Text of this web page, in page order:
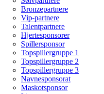
Bronzepartnere
Vip-partnere
Talentpartnere
Hjertesponsorer
Spillersponsor
Topspillergruppe 1
Topspillergruppe 2
Topspillergruppe 3
Navnesponsorat
Maskotsponsor